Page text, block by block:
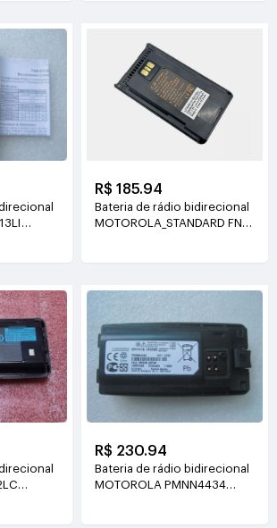
R$ 185.94
Bateria de rádio bidirecional
MOTOROLA_STANDARD FNB-
R$ 230.94
Bateria de rádio bidirecional
MOTOROLA PMNN4434